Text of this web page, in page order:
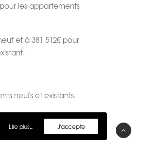
les appartements
et à 381 512€ pour
neufs et existants.
par téléphone au
Lire plus... J'accepte